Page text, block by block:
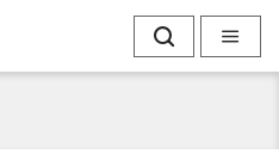
Søk Meny